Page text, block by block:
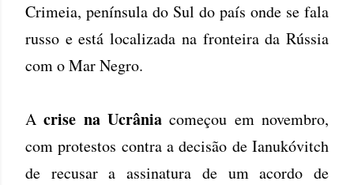
Crimeia, península do Sul do país onde se fala
russo e está localizada na fronteira da Rússia
com o Mar Negro.
Acrise na Ucrânia começou em novembro,
com protestos contra a decisão de Ianukóvitch
de recusar a assinatura de um acordo de